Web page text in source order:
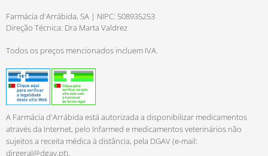
Farmácia d'Arrábida, SA | NIPC: 508935253
Direção Técnica: Dra Marta Valdrez
Todos os preços mencionados incluem IVA.
A Farmácia d'Arrábida está autorizada a disponibilizar medicamentos
através da Internet, pelo Infarmed e medicamentos veterinários não
sujeitos a receita médica à distância, pela DGAV (e-mail:
dirgeral@dgav.pt).